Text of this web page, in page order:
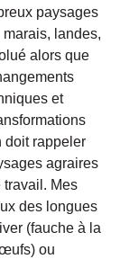
paysages
landes,
alors que
et
doit rappeler
agraires
travail. Mes
des longues
(fauche à la
ou